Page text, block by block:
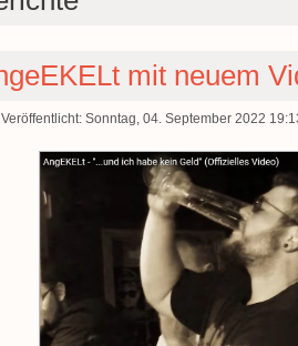
mit neuem
Veröffentlicht: Sonntag, 04. September 2022